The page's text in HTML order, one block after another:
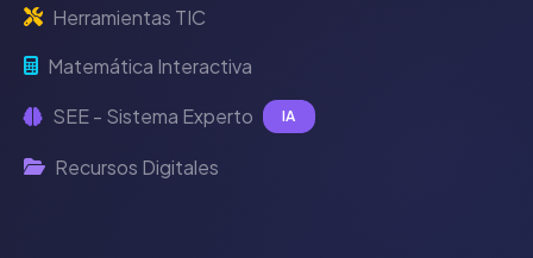
Herramientas TIC
Matemática Interactiva
SEE - Sistema Experto IA
Recursos Digitales